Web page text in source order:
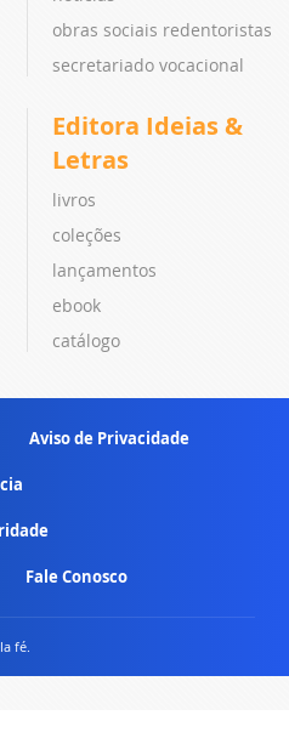
obras sociais redentoristas
secretariado vocacional
Editora Ideias &
Letras
livros
coleções
lançamentos
ebook
catálogo
Aviso de Privacidade
Fale Conosco
fé.